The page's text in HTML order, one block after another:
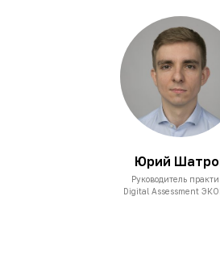
Юрий
Руководитель
Digital Assessment